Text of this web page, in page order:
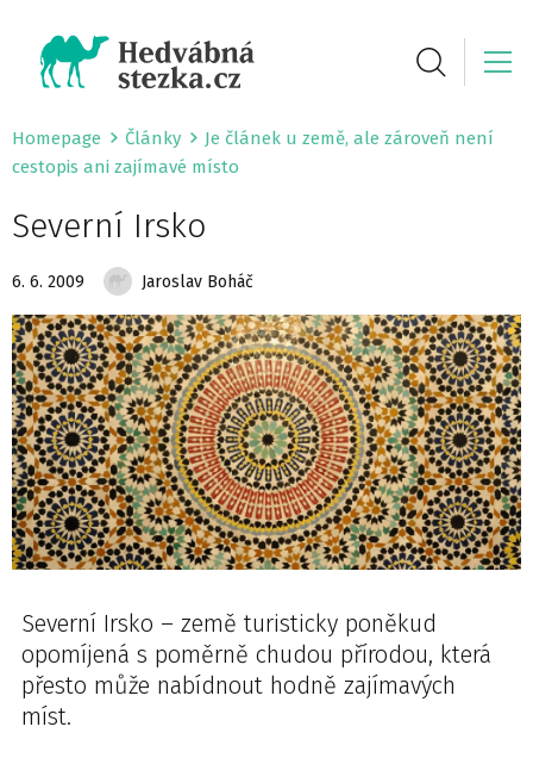
Homepage Články
Je článek u země, ale zároveň není
cestopis ani zajímavé místo
Severní Irsko
6. 6. 2009 Jaroslav Boháč
Severní Irsko – země turisticky poněkud
opomíjená s poměrně chudou přírodou, která
přesto může nabídnout hodně zajímavých
míst.